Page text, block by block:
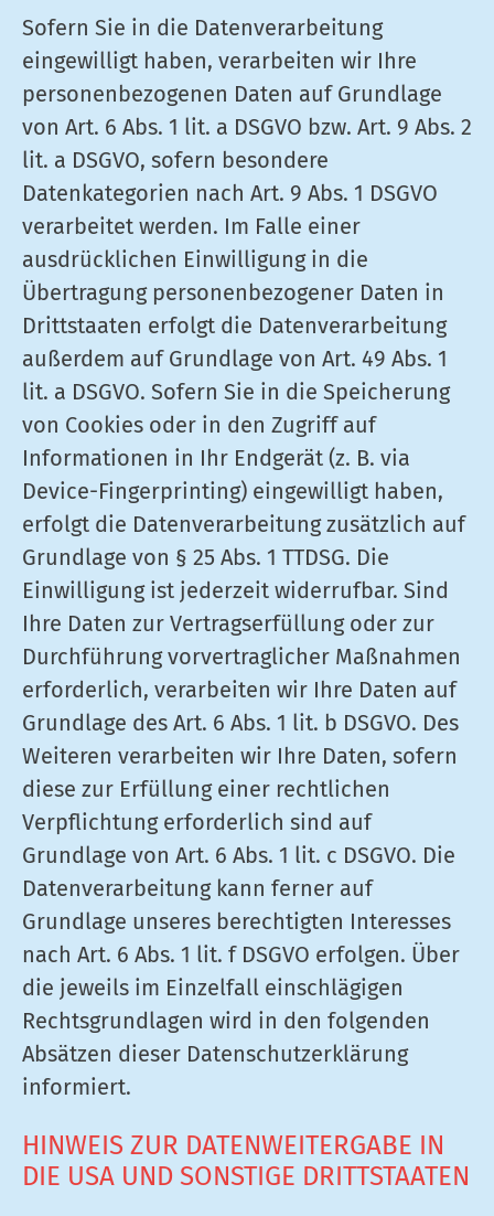
Sofern Sie in die Datenverarbeitung
eingewilligt haben, verarbeiten wir Ihre
personenbezogenen Daten auf Grundlage
von Art. 6 Abs. 1 lit. a DSGVO bzw. Art. 9 Abs. 2
lit. a DSGVO, sofern besondere
Datenkategorien nach Art. 9 Abs. 1 DSGVO
verarbeitet werden. Im Falle einer
ausdrücklichen Einwilligung in die
Übertragung personenbezogener Daten in
Drittstaaten erfolgt die Datenverarbeitung
außerdem auf Grundlage von Art. 49 Abs. 1
lit. a DSGVO. Sofern Sie in die Speicherung
von Cookies oder in den Zugriff auf
Informationen in Ihr Endgerät (z. B. via
Device-Fingerprinting) eingewilligt haben,
erfolgt die Datenverarbeitung zusätzlich auf
Grundlage von § 25 Abs. 1 TTDSG. Die
Einwilligung ist jederzeit widerrufbar. Sind
Ihre Daten zur Vertragserfüllung oder zur
Durchführung vorvertraglicher Maßnahmen
erforderlich, verarbeiten wir Ihre Daten auf
Grundlage des Art. 6 Abs. 1 lit. b DSGVO. Des
Weiteren verarbeiten wir Ihre Daten, sofern
diese zur Erfüllung einer rechtlichen
Verpflichtung erforderlich sind auf
Grundlage von Art. 6 Abs. 1 lit. c DSGVO. Die
Datenverarbeitung kann ferner auf
Grundlage unseres berechtigten Interesses
nach Art. 6 Abs. 1 lit. f DSGVO erfolgen. Über
die jeweils im Einzelfall einschlägigen
Rechtsgrundlagen wird in den folgenden
Absätzen dieser Datenschutzerklärung
informiert.
HINWEIS ZUR DATENWEITERGABE IN
DIE USA UND SONSTIGE DRITTSTAATEN